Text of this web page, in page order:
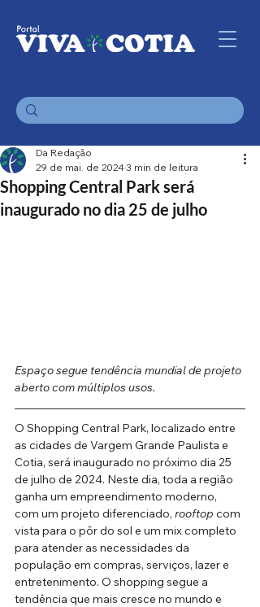
Shopping Central Park será
inaugurado no dia 25 de julho
Da Redação
29 de mai. de 20243 min de leitura
Espaço segue tendência mundial de projeto
aberto com múltiplos usos.
O Shopping Central Park, localizado entre
as cidades de Vargem Grande Paulista e
Cotia, será inaugurado no próximo dia 25
de julho de 2024. Neste dia, toda a região
ganha um empreendimento moderno,
com um projeto diferenciado, rooftop com
vista para o pôr do sol e um mix completo
para atender as necessidades da
população em compras, serviços, lazer e
entretenimento. O shopping segue a
tendência que mais cresce no mundo e